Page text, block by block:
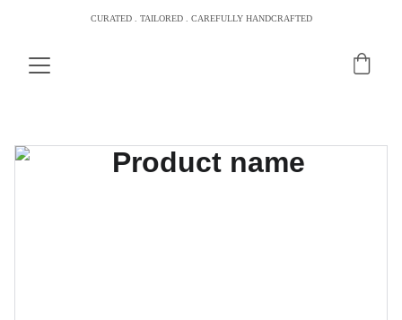
CURATED . TAILORED . CAREFULLY HANDCRAFTED